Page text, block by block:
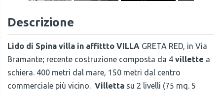
Descrizione
Lido di Spina villa in affittto VILLA GRETA RED, in Via
Bramante; recente costruzione composta da 4 villette a
schiera. 400 metri dal mare, 150 metri dal centro
commerciale più vicino. Villetta su 2 livelli (75 mq. 5